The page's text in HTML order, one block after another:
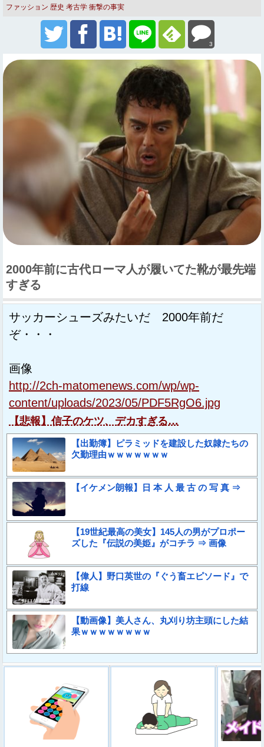
ファッション 歴史 考古学 衝撃の事実
3
2000年前に古代ローマ人が履いてた靴が最先端
すぎる
サッカーシューズみたいだ 2000年前だ
ぞ・・・
画像
http://2ch-matomenews.com/wp/wp-
content/uploads/2023/05/PDF5RgO6.jpg
【悲報】信子のケツ、デカすぎる…
【出勤簿】ピラミッドを建設した奴隷たちの
欠勤理由ｗｗｗｗｗｗｗ
【イケメン朗報】日 本 人 最 古 の 写 真 ⇒
【19世紀最高の美女】145人の男がプロポー
ズした『伝説の美姫』がコチラ ⇒ 画像
【偉人】野口英世の『ぐう畜エピソード』で
打線
【動画像】美人さん、丸刈り坊主頭にした結
果ｗｗｗｗｗｗｗｗ